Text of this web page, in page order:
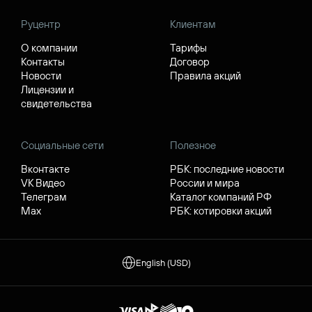
Руцентр
О компании
Контакты
Новости
Лицензии и
свидетельства
Клиентам
Тарифы
Договор
Правила акций
Социальные сети
Вконтакте
VK Видео
Телеграм
Max
Полезное
РБК: последние новости
России и мира
Каталог компаний РФ
РБК: котировки акций
English (USD)